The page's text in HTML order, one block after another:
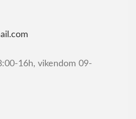
16h, vikendom 09-